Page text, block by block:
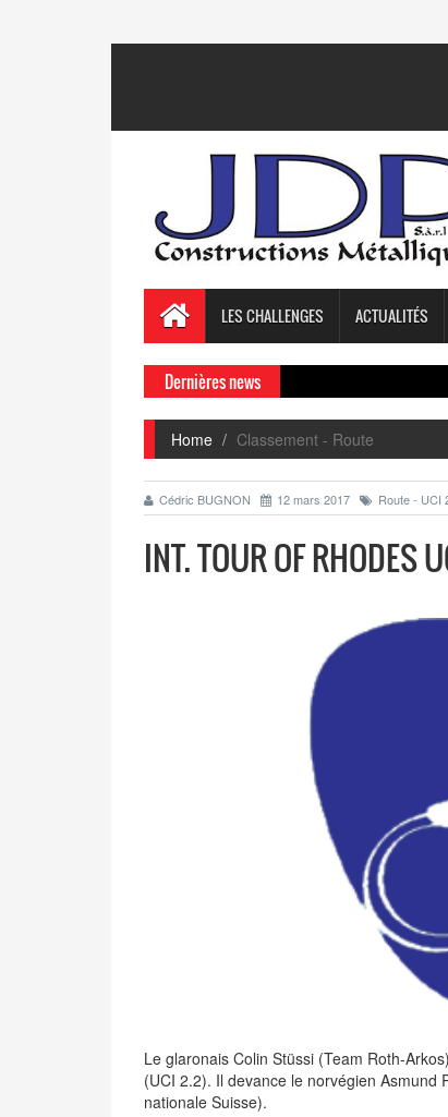
LES CHALLENGES ACTUALITÉS
Dernières news
Home Classement - Route
Cédric BUGNON 12 mars 2017 Route - UCI
INT. TOUR OF RHODES
Le glaronais Colin Stüssi (Team Roth-
(UCI 2.2). Il devance le norvégien Asmund
nationale Suisse).